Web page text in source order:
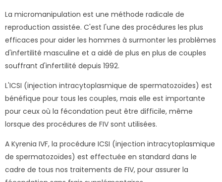
La micromanipulation est une méthode radicale de
reproduction assistée. C'est l'une des procédures les plus
efficaces pour aider les hommes à surmonter les problèmes
d'infertilité masculine et a aidé de plus en plus de couples
souffrant d'infertilité depuis 1992.
L'ICSI (injection intracytoplasmique de spermatozoïdes) est
bénéfique pour tous les couples, mais elle est importante
pour ceux où la fécondation peut être difficile, même
lorsque des procédures de FIV sont utilisées.
A Kyrenia IVF, la procédure ICSI (injection intracytoplasmique
de spermatozoïdes) est effectuée en standard dans le
cadre de tous nos traitements de FIV, pour assurer la